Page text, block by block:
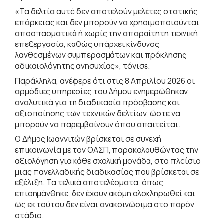
«Τα δελτία αυτά δεν αποτελούν μελέτες στατικής
επάρκειας και δεν μπορούν να χρησιμοποιούνται
αποσπασματικά ή χωρίς την απαραίτητη τεχνική
επεξεργασία, καθώς υπάρχει κίνδυνος
λανθασμένων συμπερασμάτων και πρόκλησης
αδικαιολόγητης ανησυχίας», τόνισε.
Παράλληλα, ανέφερε ότι στις 8 Απριλίου 2026 οι
αρμόδιες υπηρεσίες του Δήμου ενημερώθηκαν
αναλυτικά για τη διαδικασία πρόσβασης και
αξιοποίησης των τεχνικών δελτίων, ώστε να
μπορούν να παρεμβαίνουν όπου απαιτείται.
Ο Δήμος Ιωαννιτών βρίσκεται σε συνεχή
επικοινωνία με τον ΟΑΣΠ, παρακολουθώντας την
αξιολόγηση για κάθε σχολική μονάδα, στο πλαίσιο
μιας πανελλαδικής διαδικασίας που βρίσκεται σε
εξέλιξη. Τα τελικά αποτελέσματα, όπως
επισημάνθηκε, δεν έχουν ακόμη ολοκληρωθεί και
ως εκ τούτου δεν είναι ανακοινώσιμα στο παρόν
στάδιο.